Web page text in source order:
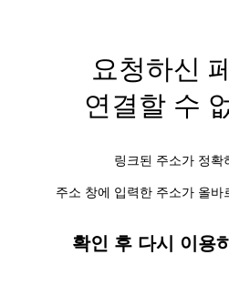
요청하신
연결할 수
링크된 주소가 정확
주소 창에 입력한 주소가 올바
확인 후 다시 이용